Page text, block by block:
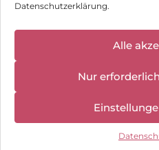
Datenschutzerklärung.
Alle
Nur
Hinweis zur
Newsletter
, Brodos AG –
geschlossen:
10.08.2026 -
18.08.2026